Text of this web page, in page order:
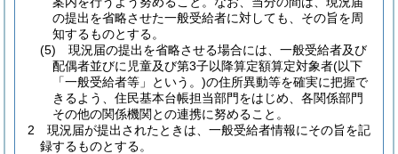
の提出を省略させた一般受給者に対しても、その旨を周
知するものとする。
(5)
現況届の提出を省略させる場合には、一般受給者及び
配偶者並びに児童及び第3子以降算定額算定対象者(以下
「一般受給者等」という。)の住所異動等を確実に把握で
きるよう、住民基本台帳担当部門をはじめ、各関係部門
その他の関係機関との連携に努めること。
2
現況届が提出されたときは、一般受給者情報にその旨を記
録するものとする。